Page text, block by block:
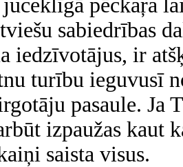
pēckaŗa
sabiedrības
iedzīvotājus, ir
turību ieguvusī
pasaule. Ja
izpaužas kaut
saista visus.